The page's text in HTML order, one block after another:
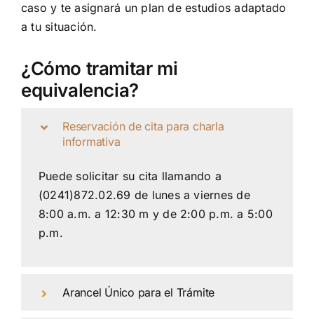
caso y te asignará un plan de estudios adaptado
a tu situación.
¿Cómo tramitar mi
equivalencia?
Reservación de cita para charla
informativa
Puede solicitar su cita llamando a
(0241)872.02.69 de lunes a viernes de
8:00 a.m. a 12:30 m y de 2:00 p.m. a 5:00
p.m.
Arancel Único para el Trámite